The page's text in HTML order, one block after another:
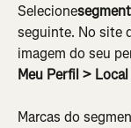
Selecione
seguinte. No site
imagem do seu
Meu Perfil >
Marcas do